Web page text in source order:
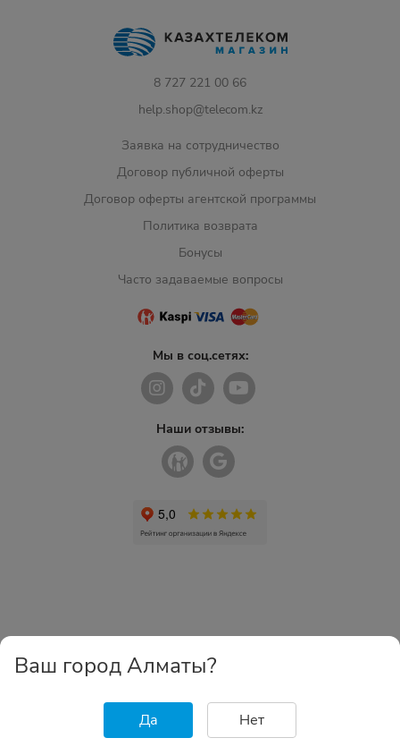
8 727 221 00 66
help.shop@telecom.kz
Заявка на сотрудничество
Договор публичной оферты
Договор оферты агентской программы
Политика возврата
Бонусы
Часто задаваемые вопросы
Мы в соц.сетях:
Наши отзывы:
Ваш город Алматы?
Да Нет